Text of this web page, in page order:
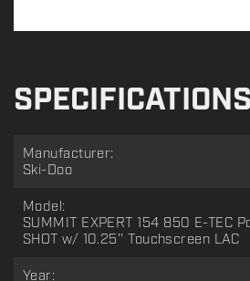
SPECIFICATIONS
Manufacturer:
Ski-Doo
Model:
SUMMIT EXPERT 154 850 E-TEC
SHOT w/ 10.25'' Touchscreen LAC
Year: